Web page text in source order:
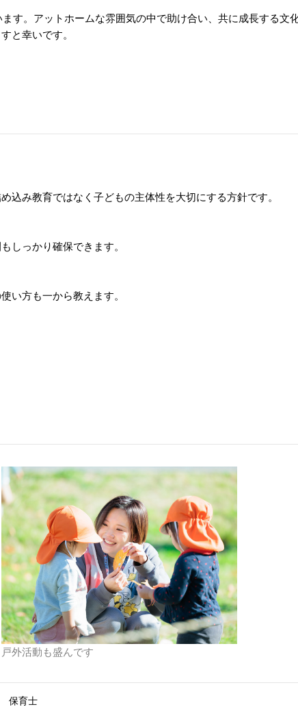
す。アットホームな雰囲気の中で助け合い、共に成長する文
と幸いです。
込み教育ではなく子どもの主体性を大切にする方針です。
しっかり確保できます。
い方も一から教えます。
戸外活動も盛んです
保育士